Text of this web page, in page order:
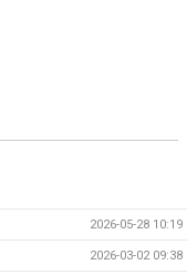
2026-05-28 10:19
2026-03-02 09:38